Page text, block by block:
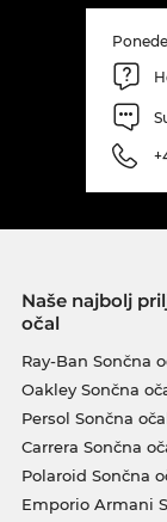
Naše najbolj
očal
Ray-Ban Sončna
Oakley Sončna
Persol Sončna
Carrera Sončna
Polaroid Sončna
Emporio Armani